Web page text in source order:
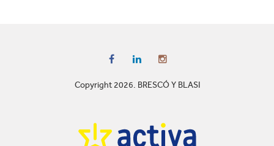
Copyright 2026. BRESCÓ Y BLASI